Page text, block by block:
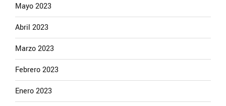
Mayo 2023
Abril 2023
Marzo 2023
Febrero 2023
Enero 2023